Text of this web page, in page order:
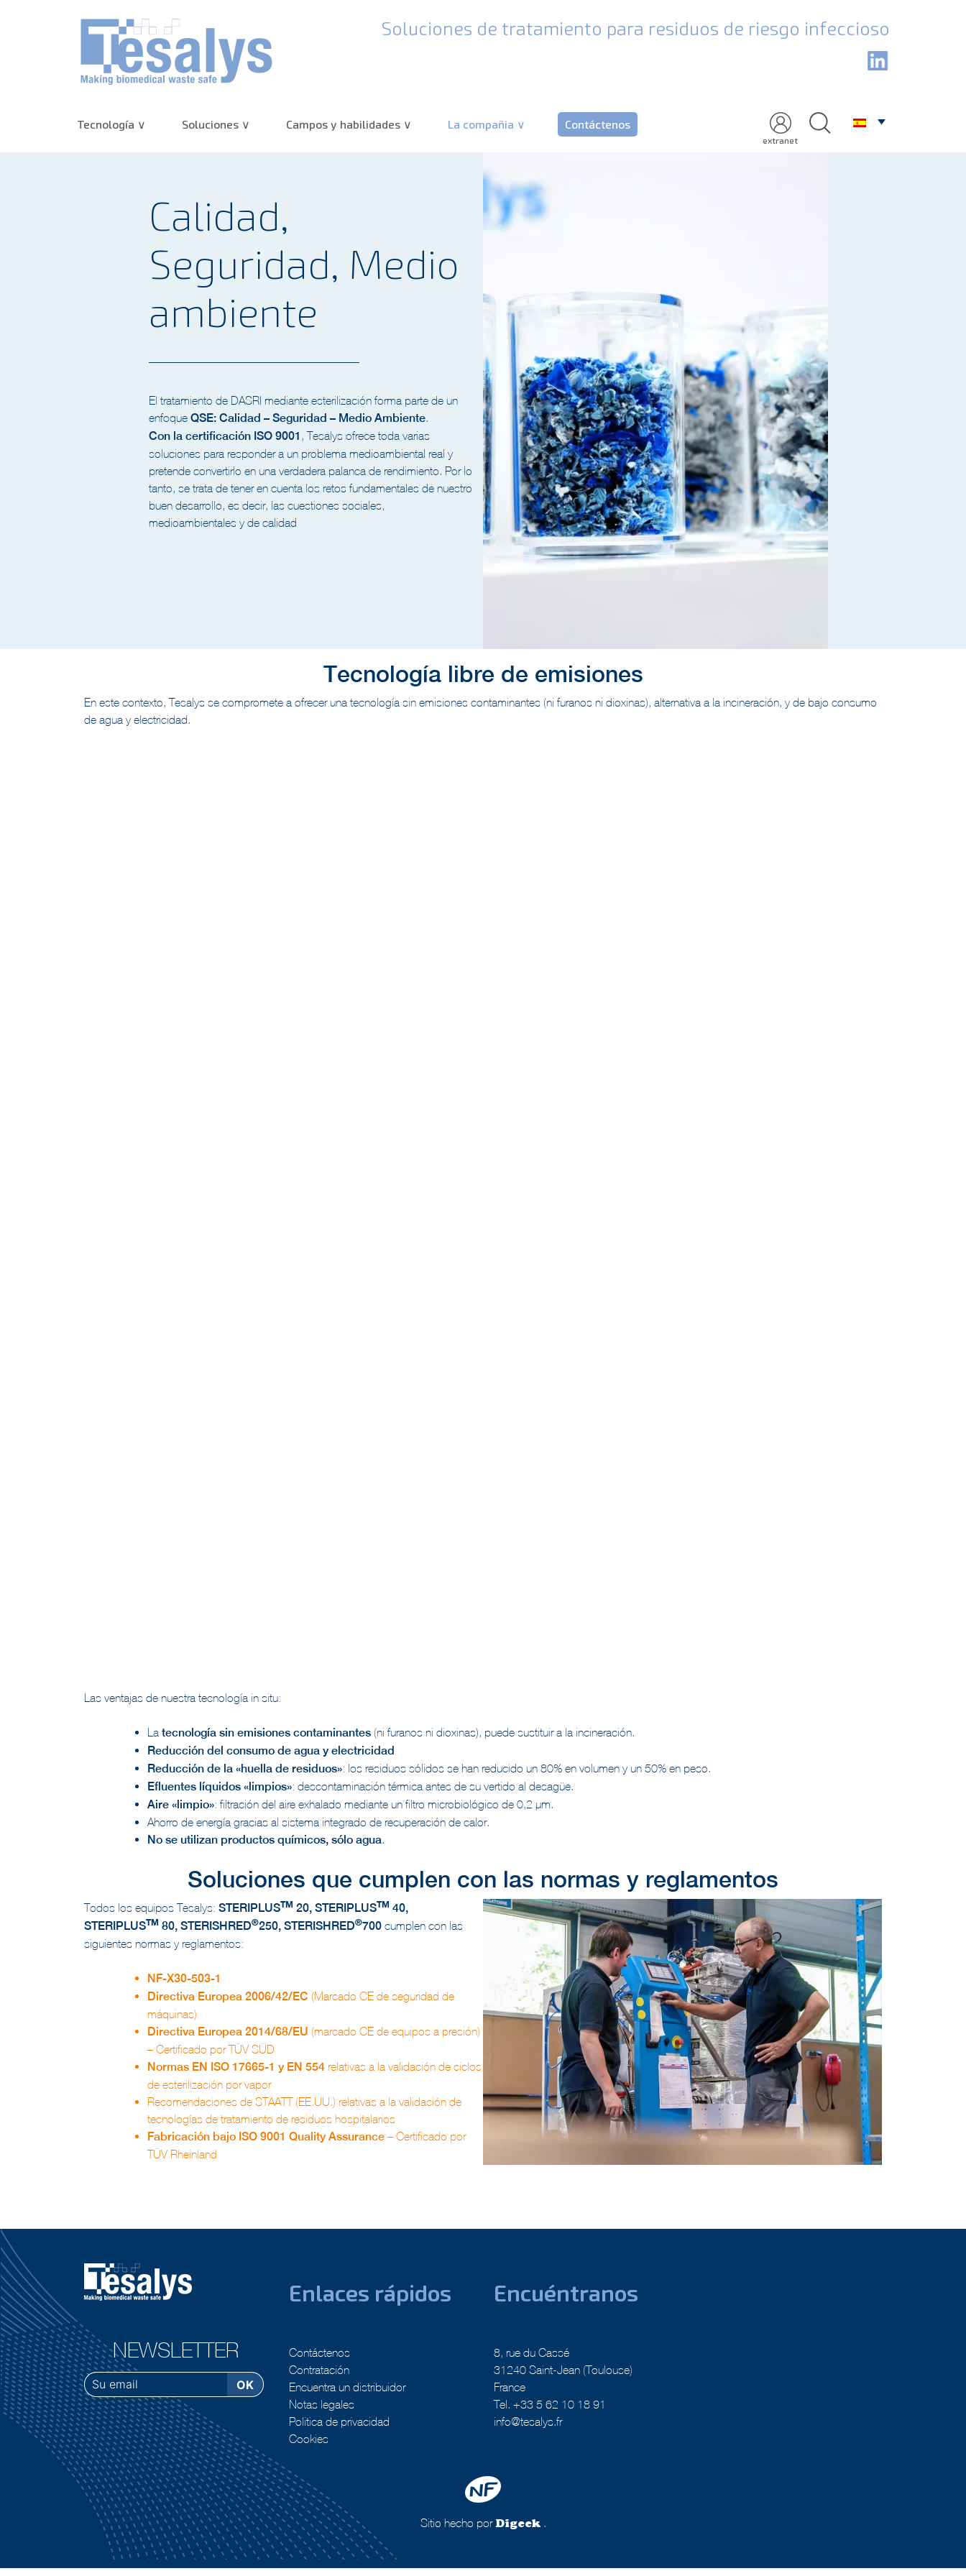
Soluciones de tratamiento para residuos de riesgo infeccioso
Tecnología Soluciones Campos y habilidades La compañia Contáctenos
extranet
Calidad,
Seguridad, Medio
ambiente
El tratamiento de DASRI mediante esterilización forma parte de un
enfoque QSE: Calidad – Seguridad – Medio Ambiente.
Con la certificación ISO 9001 , Tesalys ofrece toda varias
soluciones para responder a un problema medioambiental real y
pretende convertirlo en una verdadera palanca de rendimiento. Por lo
tanto, se trata de tener en cuenta los retos fundamentales de nuestro
buen desarrollo, es decir, las cuestiones sociales,
medioambientales y de calidad
Tecnología libre de emisiones
En este contexto, Tesalys se compromete a ofrecer una tecnología sin emisiones contaminantes (ni furanos ni dioxinas), alternativa a la incineración, y de bajo consumo
de agua y electricidad.
Las ventajas de nuestra tecnología in situ:
La tecnología sin emisiones contaminantes (ni furanos ni dioxinas), puede sustituir a la incineración.
Reducción del consumo de agua y electricidad
Reducción de la «huella de residuos»: los residuos sólidos se han reducido un 80% en volumen y un 50% en peso.
Efluentes líquidos «limpios»: descontaminación térmica antes de su vertido al desagüe.
Aire «limpio»: filtración del aire exhalado mediante un filtro microbiológico de 0,2 µm.
Ahorro de energía gracias al sistema integrado de recuperación de calor.
No se utilizan productos químicos, sólo agua
Soluciones que cumplen con las normas y reglamentos
Todos los equipos Tesalys: STERIPLUSTM 20, STERIPLUSTM 40,
STERIPLUSTM 80, STERISHRED®250, STERISHRED®700 cumplen con las
siguientes normas y reglamentos:
NF-X30-503-1
Directiva Europea 2006/42/EC (Marcado CE de seguridad de
máquinas)
Directiva Europea 2014/68/EU (marcado CE de equipos a presión)
– Certificado por TÜV SÜD
Normas EN ISO 17665-1 y EN 554 relativas a la validación de ciclos
de esterilización por vapor
Recomendaciones de STAATT (EE.UU.) relativas a la validación de
tecnologías de tratamiento de residuos hospitalarios
Fabricación bajo ISO 9001 Quality Assurance – Certificado por
TÜV Rheinland
NEWSLETTER
Enlaces rápidos
Contáctenos
Contratación
Encuentra un distribuidor
Notas legales
Politica de privacidad
Cookies
Encuéntranos
8, rue du Cassé
31240 Saint-Jean (Toulouse)
France
Tel. +33 5 62 10 18 91
info@tesalys.fr
Sitio hecho porDigeek